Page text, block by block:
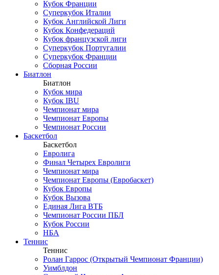
Кубок Франции
Суперкубок Италии
Кубок Английской Лиги
Кубок Конфедераций
Кубок французской лиги
Суперкубок Португалии
Суперкубок Франции
Сборная России
Биатлон
Биатлон
Кубок мира
Кубок IBU
Чемпионат мира
Чемпионат Европы
Чемпионат России
Баскетбол
Баскетбол
Евролига
Финал Четырех Евролиги
Чемпионат мира
Чемпионат Европы (Евробаскет)
Кубок Европы
Кубок Вызова
Единая Лига ВТБ
Чемпионат России ПБЛ
Кубок России
НБА
Теннис
Теннис
Ролан Гаррос (Открытый Чемпионат Франции)
Уимблдон